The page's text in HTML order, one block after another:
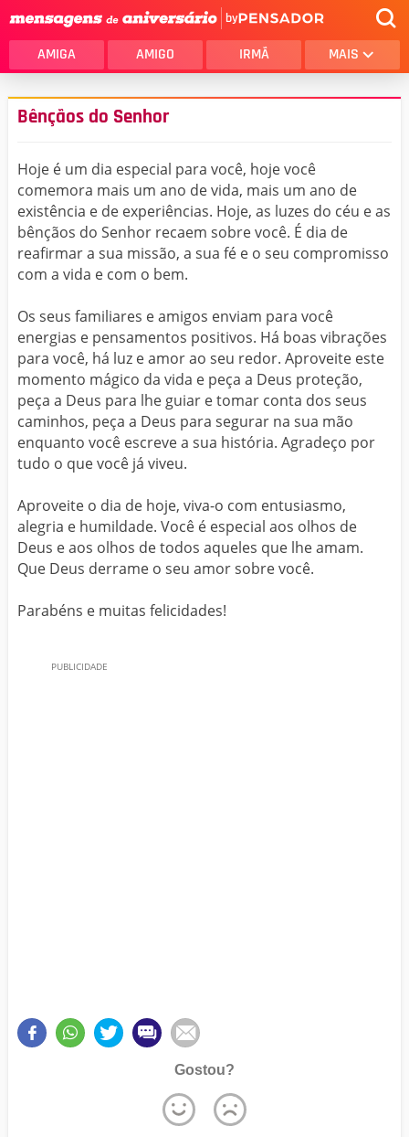
by
AMIGA AMIGO IRMÃ MAIS
Bênçãos do Senhor
Hoje é um dia especial para você, hoje você
comemora mais um ano de vida, mais um ano de
existência e de experiências. Hoje, as luzes do céu e as
bênçãos do Senhor recaem sobre você. É dia de
reafirmar a sua missão, a sua fé e o seu compromisso
com a vida e com o bem.
Os seus familiares e amigos enviam para você
energias e pensamentos positivos. Há boas vibrações
para você, há luz e amor ao seu redor. Aproveite este
momento mágico da vida e peça a Deus proteção,
peça a Deus para lhe guiar e tomar conta dos seus
caminhos, peça a Deus para segurar na sua mão
enquanto você escreve a sua história. Agradeço por
tudo o que você já viveu.
Aproveite o dia de hoje, viva-o com entusiasmo,
alegria e humildade. Você é especial aos olhos de
Deus e aos olhos de todos aqueles que lhe amam.
Que Deus derrame o seu amor sobre você.
Parabéns e muitas felicidades!
Gostou?